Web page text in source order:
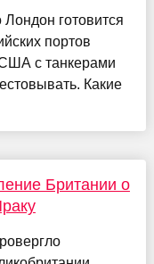
готовится
портов
США с танкерами
Какие
Британии о